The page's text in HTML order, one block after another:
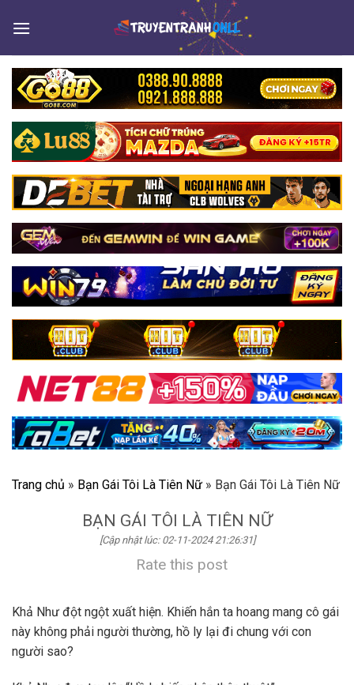
Trang chủ » Bạn Gái Tôi Là Tiên Nữ » Bạn Gái Tôi Là Tiên Nữ
BẠN GÁI TÔI LÀ TIÊN NỮ
[Cập nhật lúc: 02-11-2024 21:26:31]
Rate this post
Khả Như đột ngột xuất hiện. Khiến hắn ta hoang mang cô gái
này không phải người thường, hồ ly lại đi chung với con
người sao?